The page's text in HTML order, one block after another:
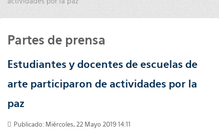
Partes de prensa
Estudiantes y docentes de escuelas de
arte participaron de actividades por la
paz
Publicado: Miércoles, 22 Mayo 2019 14:11